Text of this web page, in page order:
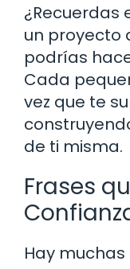
¿Recuerdas
un proyecto
podrías
Cada
vez que te
de ti misma.
Frases
Hay